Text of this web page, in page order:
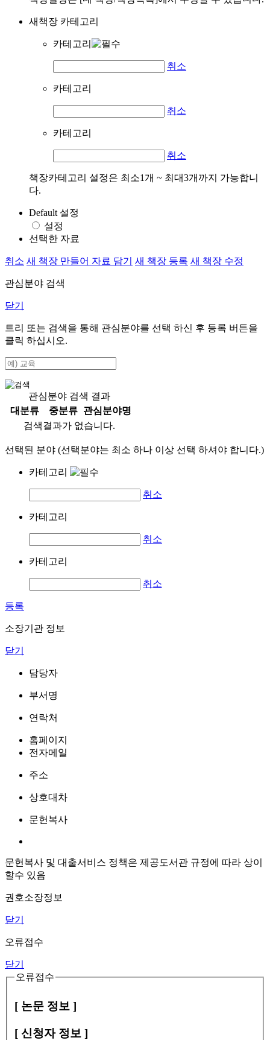
새책장 카테고리
카테고리
취소
카테고리
취소
카테고리
취소
책장카테고리 설정은 최소1개 ~ 최대3개까지 가능합니
다.
Default 설정
설정
선택한 자료
취소 새 책장 만들어 자료 담기 새 책장 등록 새 책장 수정
관심분야 검색
닫기
트리 또는 검색을 통해 관심분야를 선택 하신 후 등록 버튼을
클릭 하십시오.
관심분야 검색 결과
대분류
중분류
관심분야명
검색결과가 없습니다.
선택된 분야 (선택분야는 최소 하나 이상 선택 하셔야 합니다.)
카테고리
취소
카테고리
취소
카테고리
취소
등록
소장기관 정보
닫기
담당자
부서명
연락처
홈페이지
전자메일
주소
상호대차
문헌복사
문헌복사 및 대출서비스 정책은 제공도서관 규정에 따라 상이
할수 있음
권호소장정보
닫기
오류접수
닫기
오류접수
[ 논문 정보 ]
[ 신청자 정보 ]